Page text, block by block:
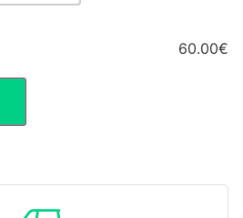
60.00€